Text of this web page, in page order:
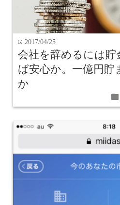
time 2017/04/25
会社を辞めるには
ば安心か。一億円貯
か
folder